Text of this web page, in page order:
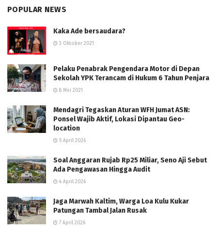
POPULAR NEWS
Kaka Ade bersaudara?
3 Oktober 2021
Pelaku Penabrak Pengendara Motor di Depan
Sekolah YPK Terancam di Hukum 6 Tahun Penjara
8 Mei 2021
Mendagri Tegaskan Aturan WFH Jumat ASN:
Ponsel Wajib Aktif, Lokasi Dipantau Geo-
location
5 April 2026
Soal Anggaran Rujab Rp25 Miliar, Seno Aji Sebut
Ada Pengawasan Hingga Audit
4 April 2026
Jaga Marwah Kaltim, Warga Loa Kulu Kukar
Patungan Tambal Jalan Rusak
7 April 2026